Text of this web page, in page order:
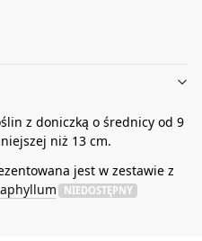
z doniczką o średnicy od 9
niż 13 cm.
jest w zestawie z
NIEDOSTĘPNY